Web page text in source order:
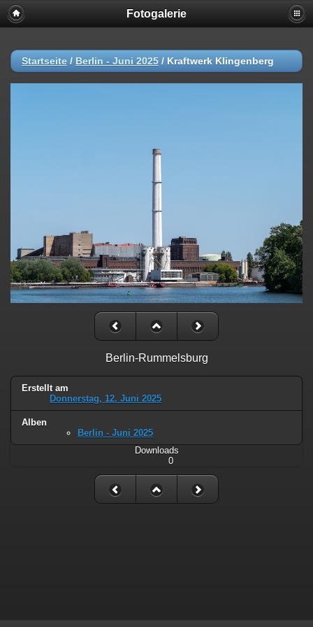
Fotogalerie
Startseite / Berlin - Juni 2025 / Kraftwerk Klingenberg
Berlin-Rummelsburg
Erstellt am
Donnerstag, 12. Juni 2025
Alben
Berlin - Juni 2025
Downloads
0